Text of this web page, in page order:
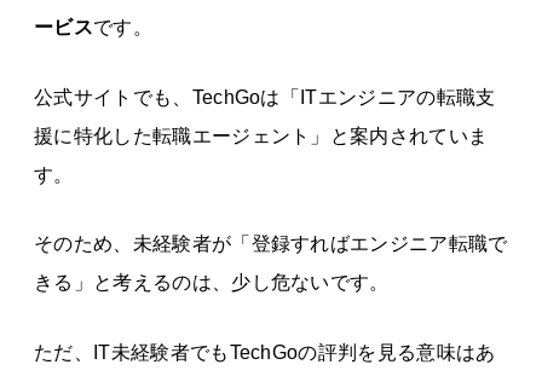
ービスです。
公式サイトでも、TechGoは「ITエンジニアの転職支
援に特化した転職エージェント」と案内されていま
す。
そのため、未経験者が「登録すればエンジニア転職で
きる」と考えるのは、少し危ないです。
ただ、IT未経験者でもTechGoの評判を見る意味はあ